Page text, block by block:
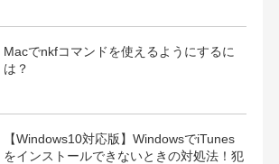
Macでnkfコマンドを使えるようにするに
は？
【Windows10対応版】WindowsでiTunes
をインストールできないときの対処法！犯